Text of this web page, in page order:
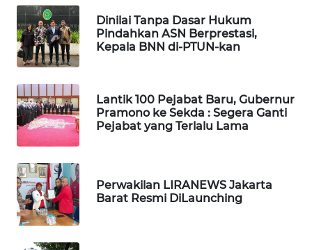
Dinilai Tanpa Dasar Hukum
Pindahkan ASN Berprestasi,
Kepala BNN di-PTUN-kan
Lantik 100 Pejabat Baru, Gubernur
Pramono ke Sekda : Segera Ganti
Pejabat yang Terlalu Lama
Perwakilan LIRANEWS Jakarta
Barat Resmi DiLaunching
WN
BINTAN
WN
WN
LIKUPANG
WN
LABUANBAJO
WN
BORNEO